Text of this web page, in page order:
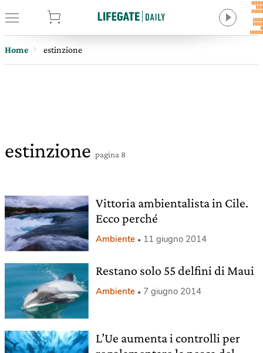
Home estinzione
estinzione pagina 8
Vittoria ambientalista in Cile.
Ecco perché
Ambiente 11 giugno 2014
Restano solo 55 delfini di Maui
Ambiente 7 giugno 2014
L’Ue aumenta i controlli per